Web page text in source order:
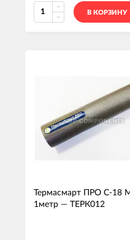
В КОРЗИНУ
Термасмарт ПРО С-18
1метр — ТЕРК012